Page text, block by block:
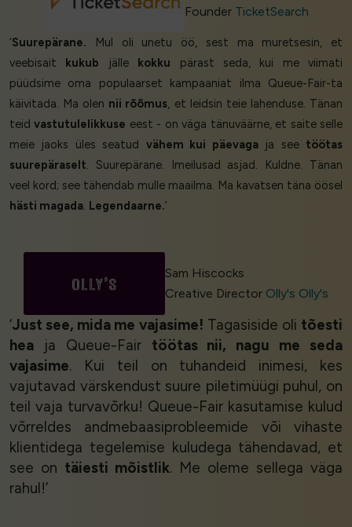
Founder TicketSearch
‘Suurepärane. Mul oli unetu öö, sest ma muretsesin, et
veebisait
kukub jälle kokku pärast seda, kui me viimati
püüdsime oma populaarset kampaaniat ilma Queue-Fair-ta
käivitada. Ma olen nii rõõmus, et leidsin teie lahenduse. Tänan
teidvastutulelikkuse eest - on väga tänuväärne, et saite selle
meie jaoks üles seatud vähem kui päevagaja see töötas
suurepäraselt. Suurepärane. Imeilusad asjad. Kuldne. Tänan
veel kord; see tähendab mulle maailma. Ma kavatsen täna öösel
hästi magada. Legendaarne.’
Sam Hiscocks
Creative Director Olly's Olly's
‘Just see, mida me vajasime! Tagasiside oli tõesti
hea ja Queue-Fair töötas nii, nagu me seda
vajasime. Kui teil on tuhandeid inimesi, kes
vajutavad värskendust suure piletimüügi puhul, on
teil vaja turvavõrku! Queue-Fair kasutamise kulud
võrreldes andmebaasiprobleemide või vihaste
klientidega tegelemise kuludega tähendavad, et
see on täiesti mõistlik. Me oleme sellega väga
rahul!’